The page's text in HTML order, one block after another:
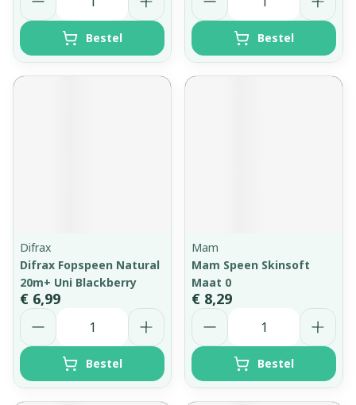
Bestel Bestel
Difrax
Difrax Fopspeen Natural
20m+ Uni Blackberry
€ 6,99
Aantal
Bestel
Mam
Mam Speen Skinsoft
Maat 0
€ 8,29
Aantal
Bestel